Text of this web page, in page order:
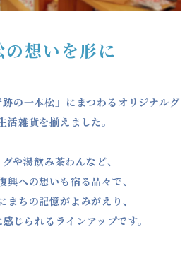
の想いを形に
の一本松」にまつわるオリジナルグ
活雑貨を揃えました。
や湯飲み茶わんなど、
興への想いも宿る品々で、
まちの記憶がよみがえり、
じられるラインアップです。